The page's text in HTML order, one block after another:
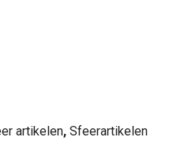
artikelen, Sfeerartikelen